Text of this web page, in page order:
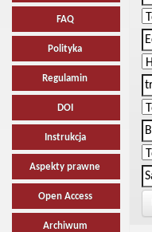
FAQ
Polityka
Regulamin
DOI
Instrukcja
Aspekty prawne
Open Access
Archiwum